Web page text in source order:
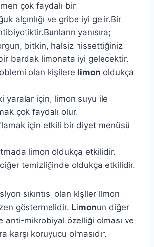
çok faydalı bir
algınlığı ve gribe iyi gelir.Bir
yanısıra;
bitkin, halsiz hissettiğiniz
bardak limonata iyi gelecektir.
olan kişilere limon oldukça
yaralar için, limon suyu ile
çok faydalı olur.
için etkili bir diyet menüsü
limon oldukça etkilidir.
temizliğinde oldukça etkilidir.
sıkıntısı olan kişiler limon
göstermelidir. Limonun diğer
anti-mikrobiyal özelliği olması ve
karşı koruyucu olmasıdır.